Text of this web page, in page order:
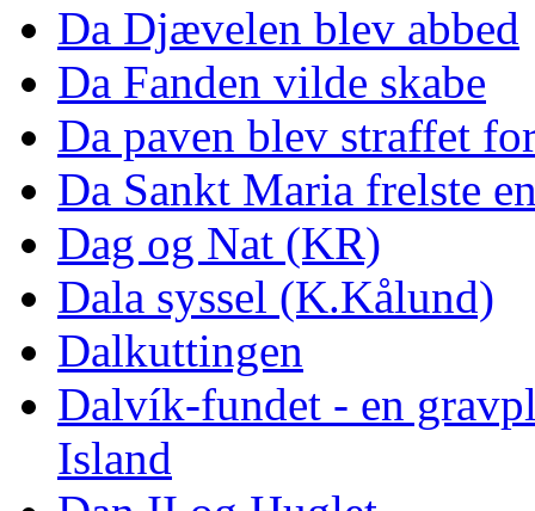
Da Djævelen blev abbed
Da Fanden vilde skabe
Da paven blev straffet
Da Sankt Maria frelste
Dag og Nat (KR)
Dala syssel (K.Kålund)
Dalkuttingen
Dalvík-fundet - en
Island